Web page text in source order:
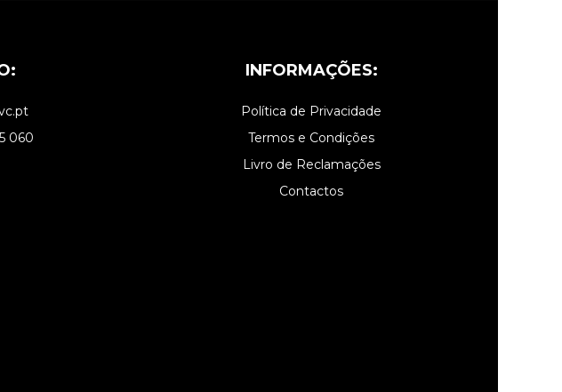
060
INFORMAÇÕES:
Política de Privacidade
Termos e Condições
Livro de Reclamações
Contactos